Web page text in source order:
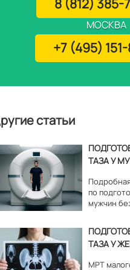
8 (812) 385-
МОСКВА
+7 (495)
статьи
ТАЗА У
по
мужчин
ТАЗА У
МРТ